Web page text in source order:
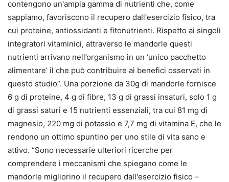
contengono un'ampia gamma di nutrienti che, come
sappiamo, favoriscono il recupero dall'esercizio fisico, tra
cui proteine, antiossidanti e fitonutrienti. Rispetto ai singoli
integratori vitaminici, attraverso le mandorle questi
nutrienti arrivano nell’organismo in un ‘unico pacchetto
alimentare’ il che può contribuire ai benefici osservati in
questo studio”. Una porzione da 30g di mandorle fornisce
6 g di proteine, 4 g di fibre, 13 g di grassi insaturi, solo 1 g
di grassi saturi e 15 nutrienti essenziali, tra cui 81 mg di
magnesio, 220 mg di potassio e 7,7 mg di vitamina E, che le
rendono un ottimo spuntino per uno stile di vita sano e
attivo. “Sono necessarie ulteriori ricerche per
comprendere i meccanismi che spiegano come le
mandorle migliorino il recupero dall'esercizio fisico –